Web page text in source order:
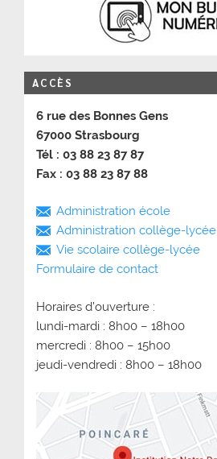
ACCÈS
6 rue des Bonnes Gens
67000 Strasbourg
Tél : 03 88 23 87 87
Fax : 03 88 23 87 88
Administration école
Administration collège-lycée
Vie scolaire collège-lycée
Formulaire de contact
Horaires d’ouverture :
lundi-mardi : 8h00 – 18h00
mercredi : 8h00 – 15h00
jeudi-vendredi : 8h00 – 18h00